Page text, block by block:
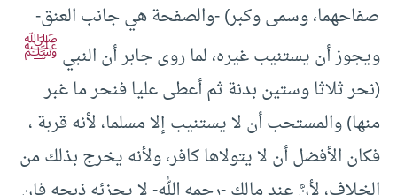
صفاحهما، وسمى وكبر) -والصفحة هي جانب العنق-
ويجوز أن يستنيب غيره، لما روى جابر أن النبيﷺ
(نحر ثلاثا وستين بدنة ثم أعطى عليا فنحر ما غبر
منها) والمستحب أن لا يستنيب إلا مسلما، لأنه قربة ،
فكان الأفضل أن لا يتولاها كافر، ولأنه يخرج بذلك من